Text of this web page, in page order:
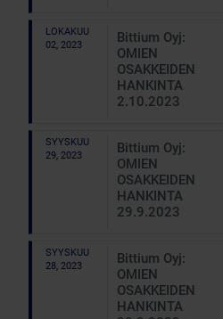
LOKAKUU
02, 2023
Bittium Oyj:
OMIEN
OSAKKEIDEN
HANKINTA
2.10.2023
SYYSKUU
29, 2023
Bittium Oyj:
OMIEN
OSAKKEIDEN
HANKINTA
29.9.2023
SYYSKUU
28, 2023
Bittium Oyj:
OMIEN
OSAKKEIDEN
HANKINTA